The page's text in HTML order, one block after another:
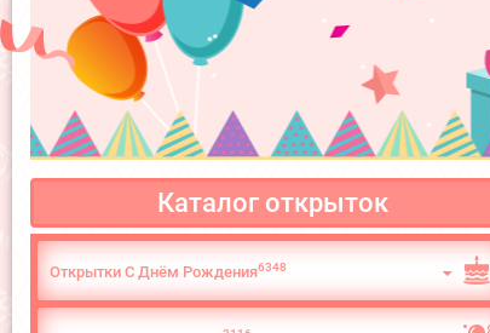
Каталог открыток
Открытки С Днём Рождения6348